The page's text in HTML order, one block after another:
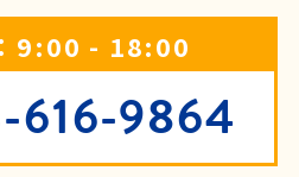
9:00 - 18:00
616-9864